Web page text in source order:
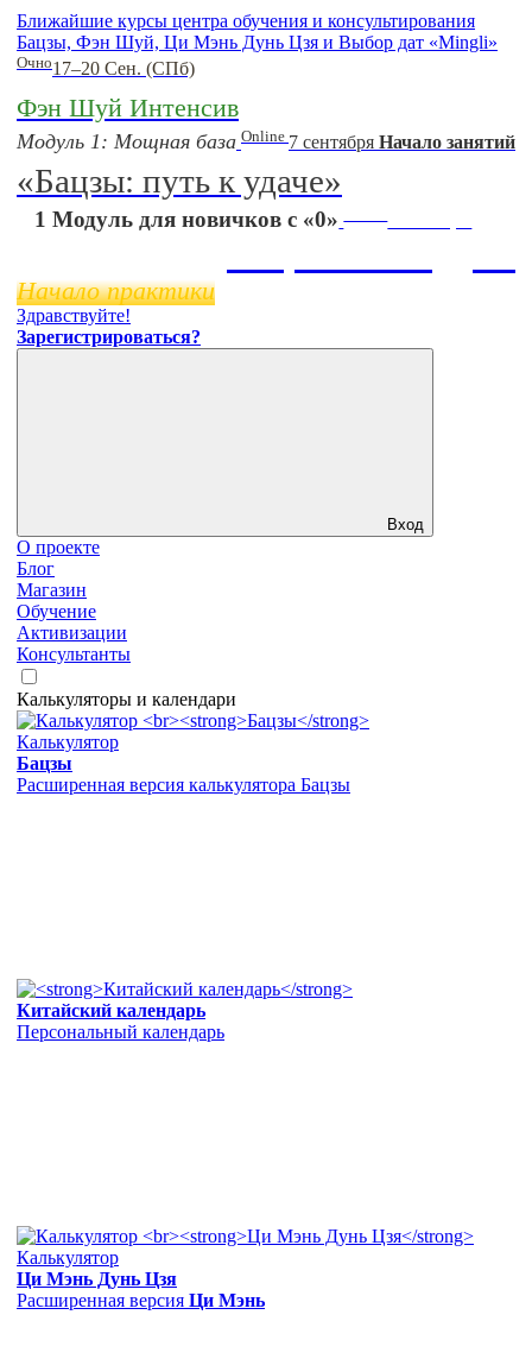
Ближайшие курсы центра обучения и консультирования
Бацзы, Фэн Шуй, Ци Мэнь Дунь Цзя и Выбор дат «Mingli»
Очно17–20 Сен. (СПб)
Фэн Шуй Интенсив
Модуль 1: Мощная база Online 7 сентября Начало занятий
«Бацзы: путь к удаче»
1 Модуль для новичков с «0» 11 ноября
Начало практики
Здравствуйте!
Зарегистрироваться?
Вход
О проекте
Блог
Магазин
Обучение
Активизации
Консультанты
Калькуляторы и календари
Калькулятор
Бацзы
Расширенная версия калькулятора Бацзы
Китайский календарь
Персональный календарь
Калькулятор
Ци Мэнь Дунь Цзя
Расширенная версия Ци Мэнь